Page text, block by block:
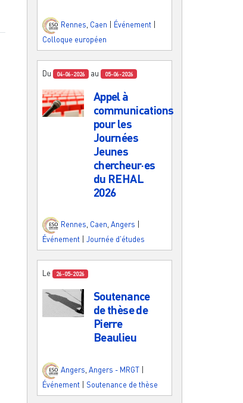
Rennes Caen Événement
Colloque européen
Du 04-06-2026 au 05-06-2026
Appel à
communications
pour les
Journées
Jeunes
chercheur·es
du REHAL
2026
Rennes, Caen, Angers
Événement
Journée d'études
Le 26-05-2026
Soutenance
de thèse de
Pierre
Beaulieu
Angers Angers - MRGT
Événement | Soutenance de thèse